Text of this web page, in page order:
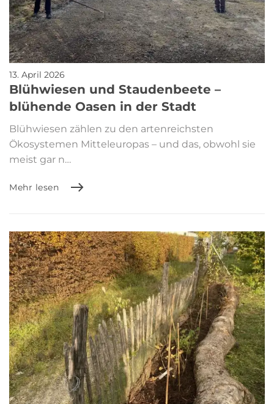
13. April 2026
Blühwiesen und Staudenbeete –
blühende Oasen in der Stadt
Blühwiesen zählen zu den artenreichsten
Ökosystemen Mitteleuropas – und das, obwohl sie
meist gar n…
Mehr lesen